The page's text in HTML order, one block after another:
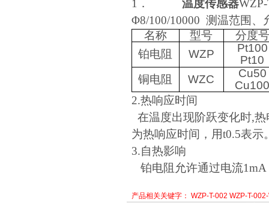
1．
温度传感器
Φ8/100/10000 测温范围、
名称
型号
分度号
铂电阻
WZP
Pt100
Pt10
铜电阻
WZC
Cu50
Cu100
2.热响应时间
在温度出现阶跃变化时,热
为热响应时间，用t0.5表示
3.自热影响
铂电阻允许通过电流1mA
产品相关关键字： WZP-T-002 WZP-T-